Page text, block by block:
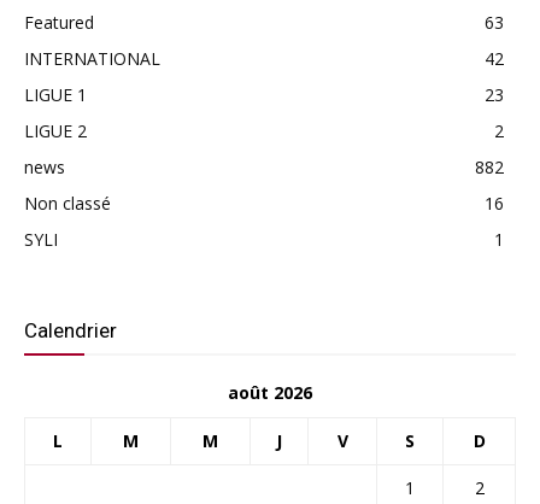
Featured
63
INTERNATIONAL
42
LIGUE 1
23
LIGUE 2
2
news
882
Non classé
16
SYLI
1
Calendrier
août 2026
L M M J V S D
1
2